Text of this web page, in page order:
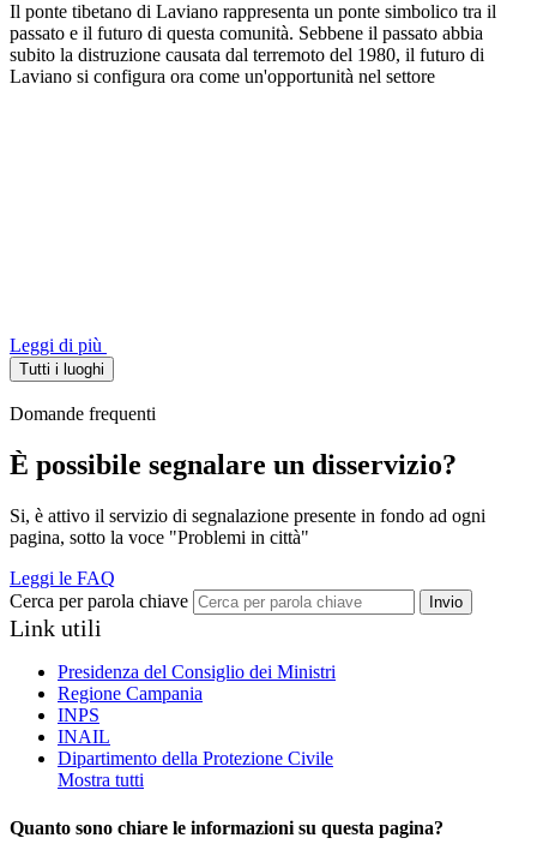
Il ponte tibetano di Laviano rappresenta un ponte simbolico tra il
passato e il futuro di questa comunità. Sebbene il passato abbia
subito la distruzione causata dal terremoto del 1980, il futuro di
Laviano si configura ora come un'opportunità nel settore
Leggi di più
Tutti i luoghi
Domande frequenti
È possibile segnalare un disservizio?
Si, è attivo il servizio di segnalazione presente in fondo ad ogni
pagina, sotto la voce "Problemi in città"
Leggi le FAQ
Cerca per parola chiave
Invio
Link utili
Presidenza del Consiglio dei Ministri
Regione Campania
INPS
INAIL
Dipartimento della Protezione Civile
Mostra tutti
Quanto sono chiare le informazioni su questa pagina?